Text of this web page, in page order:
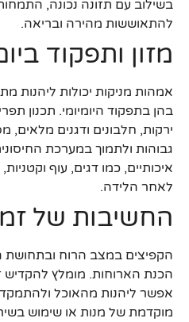
בשילוב עם תזונה נכונה,
להתאוששות מהירה ובריאה.
מזון ותפקוד
אמהות מניקות יכולות ליהנות
בהן בתפקוד היומיומי. תכנון
ירקות, חלבונים ודגנים מלאים,
גבוהות ולתמוך במערכת
איכותיים, כמו דגים, עוף
לאחר הלידה.
החשיבות של
הקפיצים במצב הרוח ובתחושת
הכנת הארוחות. מומלץ להקדיש
אפשר ליהנות מהאוכל
מוקדמת של מנות או שימוש